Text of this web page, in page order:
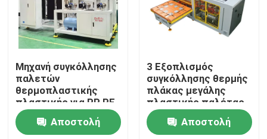
Αρχική Σελίδα
Προϊόντα
Βίντεο
Μηχανή συγκόλλησης
παλετών
θερμοπλαστικής
πλαστικής για PP PE
ABS PVC
Αποστολή
3 Εξοπλισμός
συγκόλλησης θερμής
πλάκας μεγάλης
πλαστικής παλέτας
σερβοκινητήρα με
αριστερό και δεξί
Αποστολή